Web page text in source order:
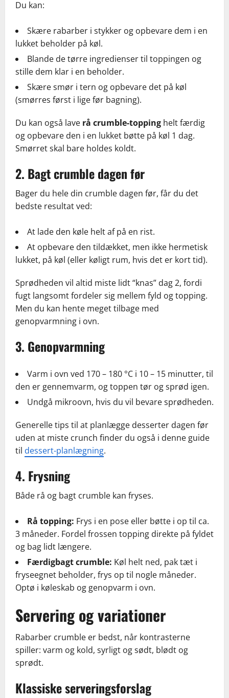
Du kan:
Skære rabarber i stykker og opbevare dem i en
lukket beholder på køl.
Blande de tørre ingredienser til toppingen og
stille dem klar i en beholder.
Skære smør i tern og opbevare det på køl
(smørres først i lige før bagning).
Du kan også lave rå crumble-topping helt færdig
og opbevare den i en lukket bøtte på køl 1 dag.
Smørret skal bare holdes koldt.
2. Bagt crumble dagen før
Bager du hele din crumble dagen før, får du det
bedste resultat ved:
At lade den køle helt af på en rist.
At opbevare den tildækket, men ikke hermetisk
lukket, på køl (eller køligt rum, hvis det er kort tid).
Sprødheden vil altid miste lidt “knas” dag 2, fordi
fugt langsomt fordeler sig mellem fyld og topping.
Men du kan hente meget tilbage med
genopvarmning i ovn.
3. Genopvarmning
Varm i ovn ved 170 – 180 °C i 10 – 15 minutter, til
den er gennemvarm, og toppen tør og sprød igen.
Undgå mikroovn, hvis du vil bevare sprødheden.
Generelle tips til at planlægge desserter dagen før
uden at miste crunch finder du også i denne guide
til dessert-planlægning.
4. Frysning
Både rå og bagt crumble kan fryses.
Rå topping: Frys i en pose eller bøtte i op til ca.
3 måneder. Fordel frossen topping direkte på fyldet
og bag lidt længere.
Færdigbagt crumble: Køl helt ned, pak tæt i
fryseegnet beholder, frys op til nogle måneder.
Optø i køleskab og genopvarm i ovn.
Servering og variationer
Rabarber crumble er bedst, når kontrasterne
spiller: varm og kold, syrligt og sødt, blødt og
sprødt.
Klassiske serveringsforslag